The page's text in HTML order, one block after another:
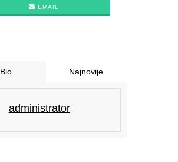
EMAIL
Bio Najnovije
administrator